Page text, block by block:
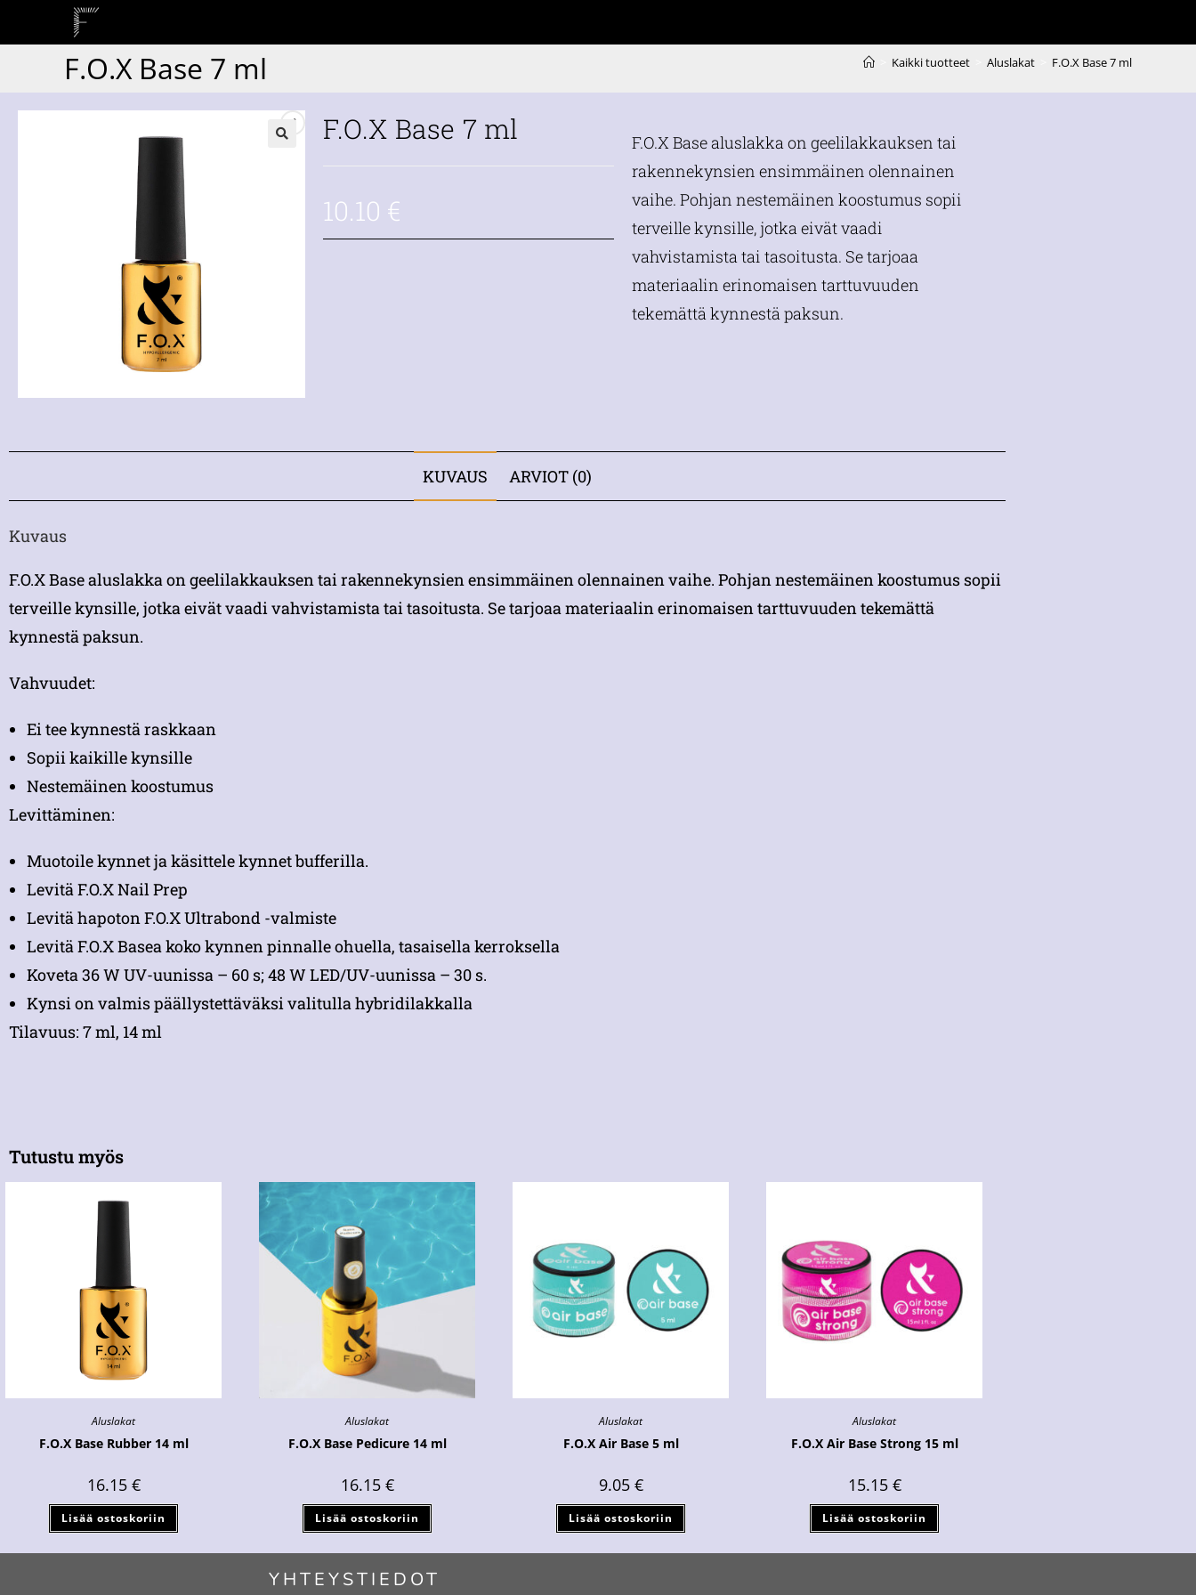
F.O.X Base 7 ml Kaikki tuotteet Aluslakat F.O.X Base 7 ml
F.O.X Base 7 ml
10.10 €
F.O.X Base aluslakka on geelilakkauksen tai
rakennekynsien ensimmäinen olennainen
vaihe. Pohjan nestemäinen koostumus sopii
terveille kynsille, jotka eivät vaadi
vahvistamista tai tasoitusta. Se tarjoaa
materiaalin erinomaisen tarttuvuuden
tekemättä kynnestä paksun.
KUVAUS ARVIOT (0)
Kuvaus
F.O.X Base aluslakka on geelilakkauksen tai rakennekynsien ensimmäinen olennainen vaihe. Pohjan nestemäinen koostumus sopii
terveille kynsille, jotka eivät vaadi vahvistamista tai tasoitusta. Se tarjoaa materiaalin erinomaisen tarttuvuuden tekemättä
kynnestä paksun.
Vahvuudet:
Ei tee kynnestä raskkaan
Sopii kaikille kynsille
Nestemäinen koostumus
Levittäminen:
Muotoile kynnet ja käsittele kynnet bufferilla.
Levitä F.O.X Nail Prep
Levitä hapoton F.O.X Ultrabond -valmiste
Levitä F.O.X Basea koko kynnen pinnalle ohuella, tasaisella kerroksella
Koveta 36 W UV-uunissa – 60 s; 48 W LED/UV-uunissa – 30 s.
Kynsi on valmis päällystettäväksi valitulla hybridilakkalla
Tilavuus: 7 ml, 14 ml
Tutustu myös
Aluslakat
F.O.X Base Rubber 14 ml
16.15 €
Lisää ostoskoriin
Aluslakat
F.O.X Base Pedicure 14 ml
16.15 €
Lisää ostoskoriin
Aluslakat
F.O.X Air Base 5 ml
9.05 €
Lisää ostoskoriin
Aluslakat
F.O.X Air Base Strong 15 ml
15.15 €
Lisää ostoskoriin
YHTEYSTIEDOT